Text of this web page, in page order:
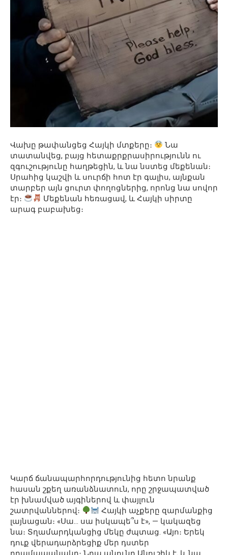
Վախը թափանցեց Հայկի մտքերը։
Նա
տատանվեց, բայց հետաքրքրասիրությունն ու
զգուշությունը հաղթեցին, և նա նստեց մեքենան։
Սրահից կաշվի և սուրճի հոտ էր գալիս, այնքան
տարբեր այն ցուրտ փողոցներից, որոնց նա սովոր
էր։
Մեքենան հեռացավ, և Հայկի սիրտը
արագ բաբախեց։
Կարճ ճանապարհորդությունից հետո նրանք
հասան շքեղ առանձնատուն, որը շրջապատված
էր խնամված այգիներով և փայլուն
շատրվաններով։
Հայկի աչքերը զարմանքից
լայնացան։ «Սա… սա իսկապե՞ս է», — կակազեց
նա։ Տղամարդկանցից մեկը ժպտաց. «Այո։ Երեկ
դուք վերադարձրեցիք մեր դստեր